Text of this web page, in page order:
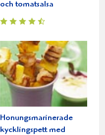
och tomatsalsa
Honungsmarinerade
kycklingspett med